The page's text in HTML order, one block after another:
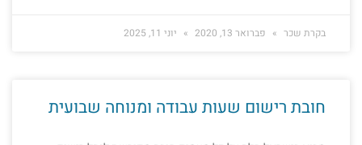
בקרת שכר פברואר 13, 2020 יוני 11, 2025
חובת רישום שעות עבודה ומנוחה שבועית